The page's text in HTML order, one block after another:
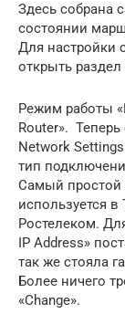
Здесь собрана
состоянии
Для настройки
открыть
Режим работы
Router».
Network
тип
Самый простой
используется
Ростелеком.
IP Address»
так же стояла
Более ничего
«Change».